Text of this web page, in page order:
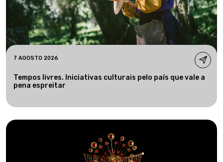
7 AGOSTO 2026
Tempos livres. Iniciativas culturais pelo país que vale a
pena espreitar